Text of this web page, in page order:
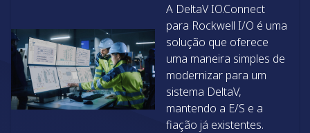
A DeltaV IO.Connect
para Rockwell I/O é uma
solução que oferece
uma maneira simples de
modernizar para um
sistema DeltaV,
mantendo a E/S e a
fiação já existentes.